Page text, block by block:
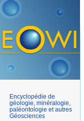
Encyclopédie de
géologie, minéralogie,
paléontologie et autres
Géosciences